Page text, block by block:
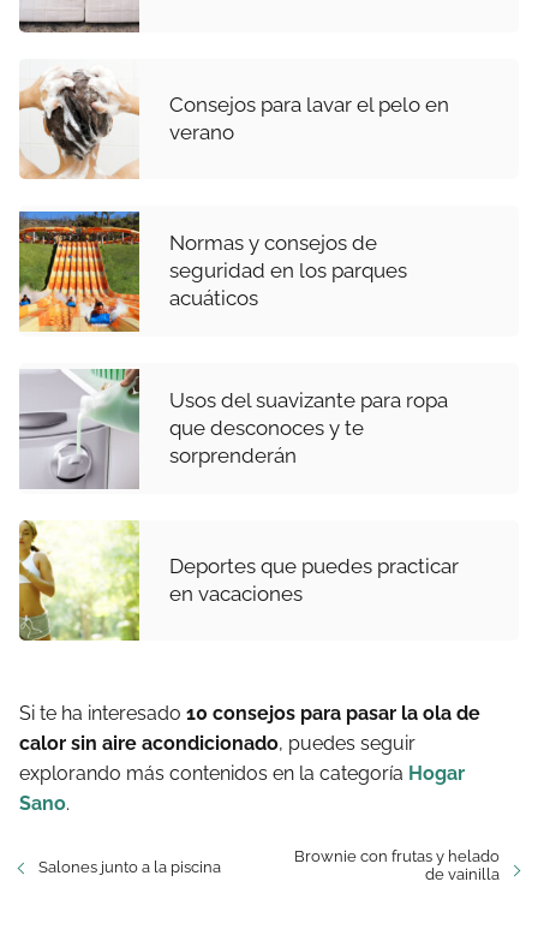
Consejos para lavar el pelo en
verano
Normas y consejos de
seguridad en los parques
acuáticos
Usos del suavizante para ropa
que desconoces y te
sorprenderán
Deportes que puedes practicar
en vacaciones
Si te ha interesado 10 consejos para pasar la ola de
calor sin aire acondicionado, puedes seguir
explorando más contenidos en la categoría Hogar
Sano.
Salones junto a la piscina
Brownie con frutas y helado
de vainilla